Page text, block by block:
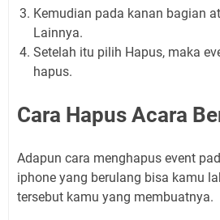
Kemudian pada kanan bagian
Lainnya.
Setelah itu pilih Hapus, maka
hapus.
Cara Hapus Acara
Adapun cara menghapus event
iphone yang berulang bisa kamu
tersebut kamu yang membuatnya.